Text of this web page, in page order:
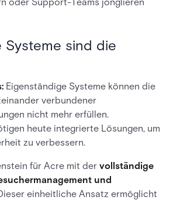
Systeme sind die
Eigenständige Systeme können die
verbundener
nicht mehr erfüllen.
heute integrierte Lösungen, um
zu verbessern.
für Acre mit der vollständige
und
einheitliche Ansatz ermöglicht